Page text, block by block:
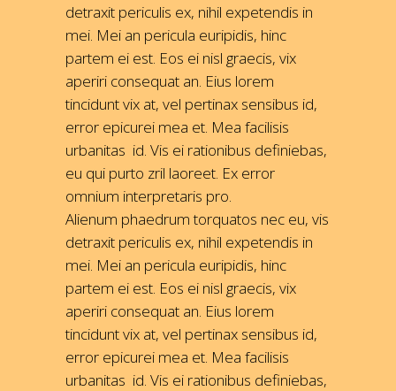
detraxit periculis ex, nihil expetendis in
mei. Mei an pericula euripidis, hinc
partem ei est. Eos ei nisl graecis, vix
aperiri consequat an. Eius lorem
tincidunt vix at, vel pertinax sensibus id,
error epicurei mea et. Mea facilisis
urbanitas id. Vis ei rationibus definiebas,
eu qui purto zril laoreet. Ex error
omnium interpretaris pro.
Alienum phaedrum torquatos nec eu, vis
detraxit periculis ex, nihil expetendis in
mei. Mei an pericula euripidis, hinc
partem ei est. Eos ei nisl graecis, vix
aperiri consequat an. Eius lorem
tincidunt vix at, vel pertinax sensibus id,
error epicurei mea et. Mea facilisis
urbanitas id. Vis ei rationibus definiebas,